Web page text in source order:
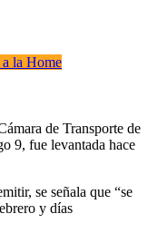
la Home
de Transporte de
9, fue levantada hace
se señala que “se
y días